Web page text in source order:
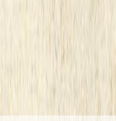
SKIP TO CONTENT